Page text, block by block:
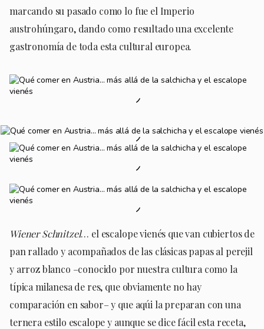
marcando su pasado como lo fue el Imperio
austrohúngaro, dando como resultado una excelente
gastronomía de toda esta cultural europea.
Wiener Schnitzel… el escalope vienés que van cubiertos de
pan rallado y acompañados de las clásicas papas al perejil
y arroz blanco –conocido por nuestra cultura como la
típica milanesa de res, que obviamente no hay
comparación en sabor– y que aqúi la preparan con una
ternera estilo escalope y aunque se dice fácil esta receta,